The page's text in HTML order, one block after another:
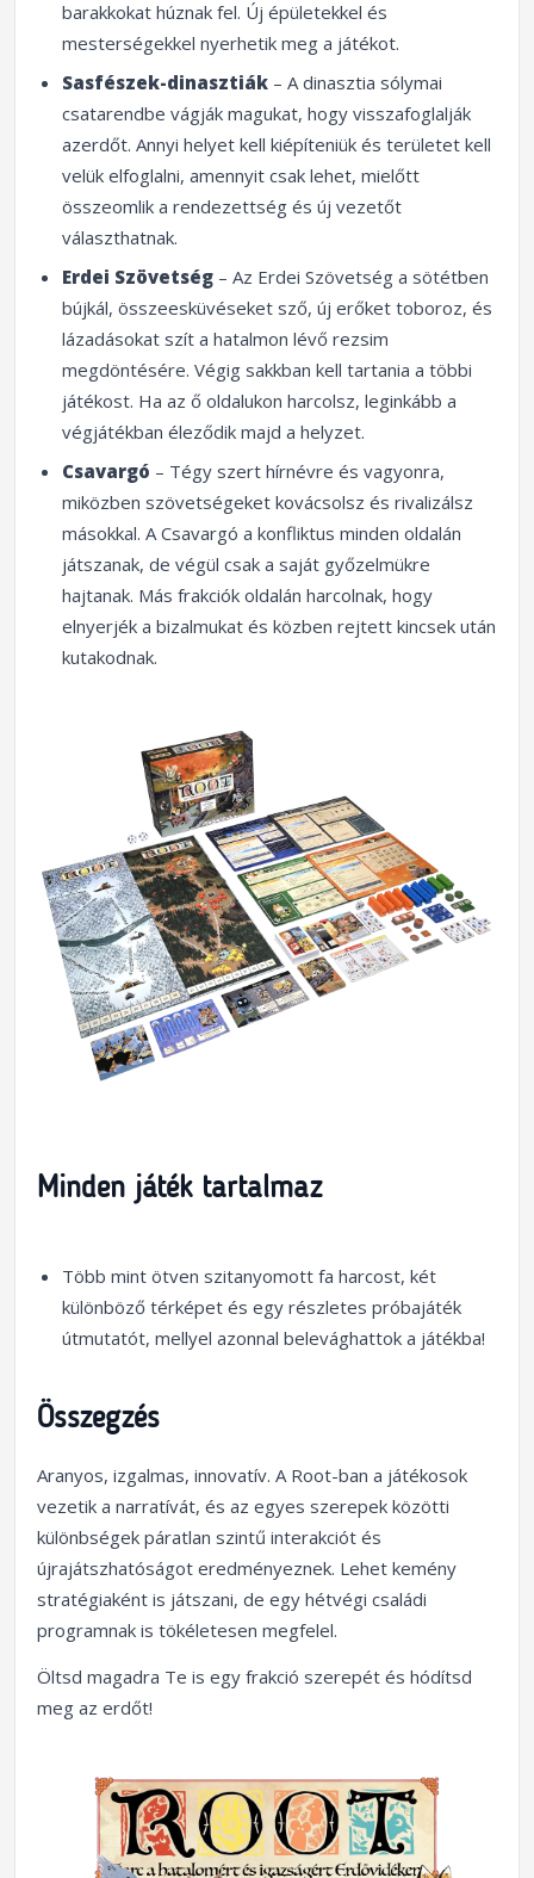
barakkokat húznak fel. Új épületekkel és
mesterségekkel nyerhetik meg a játékot.
Sasfészek-dinasztiák – A dinasztia sólymai
csatarendbe vágják magukat, hogy visszafoglalják
azerdőt. Annyi helyet kell kiépíteniük és területet kell
velük elfoglalni, amennyit csak lehet, mielőtt
összeomlik a rendezettség és új vezetőt
választhatnak.
Erdei Szövetség – Az Erdei Szövetség a sötétben
bújkál, összeesküvéseket sző, új erőket toboroz, és
lázadásokat szít a hatalmon lévő rezsim
megdöntésére. Végig sakkban kell tartania a többi
játékost. Ha az ő oldalukon harcolsz, leginkább a
végjátékban éleződik majd a helyzet.
Csavargó – Tégy szert hírnévre és vagyonra,
miközben szövetségeket kovácsolsz és rivalizálsz
másokkal. A Csavargó a konfliktus minden oldalán
játszanak, de végül csak a saját győzelmükre
hajtanak. Más frakciók oldalán harcolnak, hogy
elnyerjék a bizalmukat és közben rejtett kincsek után
kutakodnak.
Minden játék tartalmaz
Több mint ötven szitanyomott fa harcost, két
különböző térképet és egy részletes próbajáték
útmutatót, mellyel azonnal belevághattok a játékba!
Összegzés
Aranyos, izgalmas, innovatív. A Root-ban a játékosok
vezetik a narratívát, és az egyes szerepek közötti
különbségek páratlan szintű interakciót és
újrajátszhatóságot eredményeznek. Lehet kemény
stratégiaként is játszani, de egy hétvégi családi
programnak is tökéletesen megfelel.
Öltsd magadra Te is egy frakció szerepét és hódítsd
meg az erdőt!